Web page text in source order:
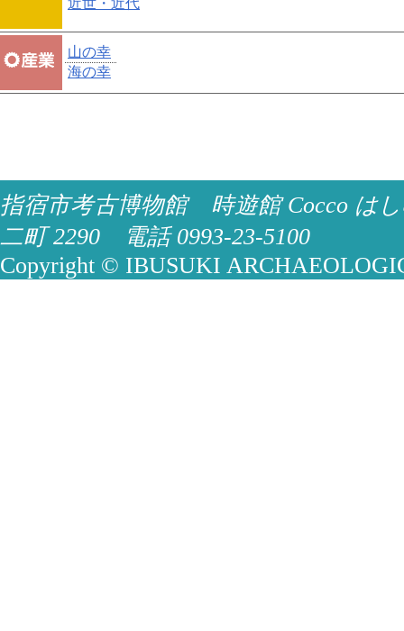
近世・近代
山の幸
海の幸
指宿市考古博物館 時遊館 Cocco は
二町 2290 電話 0993-23-5100
Copyright © IBUSUKI